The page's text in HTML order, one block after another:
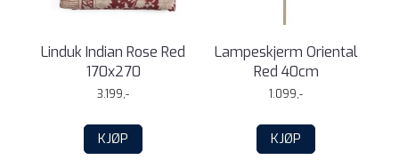
Linduk Indian Rose Red
170x270
3.199,-
KJØP
Lampeskjerm Oriental
Red 40cm
1.099,-
KJØP